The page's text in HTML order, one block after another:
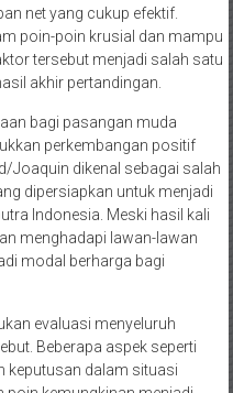
net yang cukup efektif.
poin-poin krusial dan mampu
tersebut menjadi salah satu
akhir pertandingan.
bagi pasangan muda
perkembangan positif
Joaquin dikenal sebagai salah
dipersiapkan untuk menjadi
Indonesia. Meski hasil kali
menghadapi lawan-lawan
modal berharga bagi
evaluasi menyeluruh
Beberapa aspek seperti
keputusan dalam situasi